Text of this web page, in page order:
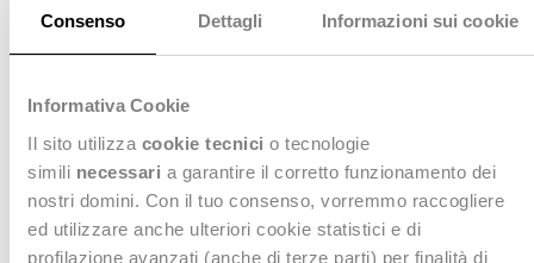
Consenso Dettagli Informazioni sui cookie
Informativa Cookie
Il sito utilizza cookie tecnici o tecnologie
simili necessari a garantire il corretto funzionamento dei
nostri domini. Con il tuo consenso, vorremmo raccogliere
ed utilizzare anche ulteriori cookie statistici e di
profilazione avanzati (anche di terze parti) per finalità di
informazioni, la difficoltà di correlazione tra dati
provenienti da sistemi diversi e la necessità di
guidare questa trasformazione oramai
guida per la formazione, gestione e conservazione
dei documenti informatici , delineando un percorso
di cambiamento chiaro.Refersi pone in piena
conformità con le direttive tracciate, offrendo